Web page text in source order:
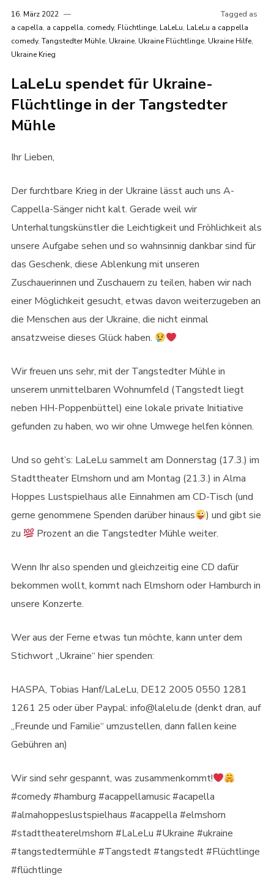
16. März 2022
Tagged as
a capella, a cappella, comedy, Flüchtlinge, LaLeLu, LaLeLu a cappella
comedy, Tangstedter Mühle, Ukraine, Ukraine Flüchtlinge, Ukraine Hilfe,
Ukraine Krieg
LaLeLu spendet für Ukraine-
Flüchtlinge in der Tangstedter
Mühle
Ihr Lieben,
Der furchtbare Krieg in der Ukraine lässt auch uns A-
Cappella-Sänger nicht kalt. Gerade weil wir
Unterhaltungskünstler die Leichtigkeit und Fröhlichkeit als
unsere Aufgabe sehen und so wahnsinnig dankbar sind für
das Geschenk, diese Ablenkung mit unseren
Zuschauerinnen und Zuschauern zu teilen, haben wir nach
einer Möglichkeit gesucht, etwas davon weiterzugeben an
die Menschen aus der Ukraine, die nicht einmal
ansatzweise dieses Glück haben.
Wir freuen uns sehr, mit der Tangstedter Mühle in
unserem unmittelbaren Wohnumfeld (Tangstedt liegt
neben HH-Poppenbüttel) eine lokale private Initiative
gefunden zu haben, wo wir ohne Umwege helfen können.
Und so geht’s: LaLeLu sammelt am Donnerstag (17.3.) im
Stadttheater Elmshorn und am Montag (21.3.) in Alma
Hoppes Lustspielhaus alle Einnahmen am CD-Tisch (und
gerne genommene Spenden darüber hinaus
) und gibt sie
zu
Prozent an die Tangstedter Mühle weiter.
Wenn Ihr also spenden und gleichzeitig eine CD dafür
bekommen wollt, kommt nach Elmshorn oder Hamburch in
unsere Konzerte.
Wer aus der Ferne etwas tun möchte, kann unter dem
Stichwort „Ukraine“ hier spenden:
HASPA, Tobias Hanf/LaLeLu, DE12 2005 0550 1281
1261 25 oder über Paypal: info@lalelu.de (denkt dran, auf
„Freunde und Familie“ umzustellen, dann fallen keine
Gebühren an)
Wir sind sehr gespannt, was zusammenkommt!
#comedy #hamburg #acappellamusic #acapella
#almahoppeslustspielhaus #acappella #elmshorn
#stadttheaterelmshorn #LaLeLu #Ukraine #ukraine
#tangstedtermühle #Tangstedt #tangstedt #Flüchtlinge
#flüchtlinge